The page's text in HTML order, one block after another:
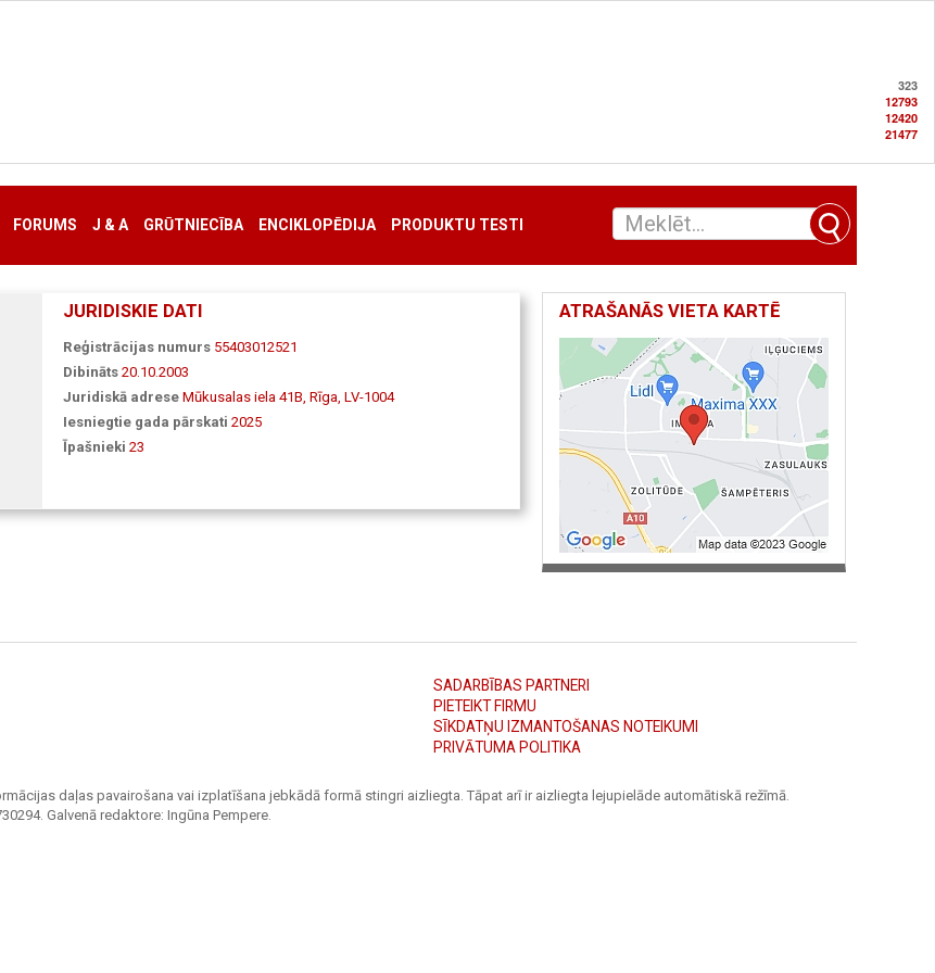
323
12793
12420
21477
FORUMS J & A GRŪTNIECĪBA ENCIKLOPĒDIJA PRODUKTU TESTI
JURIDISKIE DATI
Reģistrācijas numurs 55403012521
Dibināts 20.10.2003
Juridiskā adrese Mūkusalas iela 41B, Rīga, LV-1004
Iesniegtie gada pārskati 2025
Īpašnieki 23
ATRAŠANĀS VIETA KARTĒ
SADARBĪBAS PARTNERI
PIETEIKT FIRMU
SĪKDATŅU IZMANTOŠANAS NOTEIKUMI
PRIVĀTUMA POLITIKA
daļas pavairošana vai izplatīšana jebkādā formā stingri aizliegta. Tāpat arī ir aizliegta lejupielāde automātiskā režīmā.
Galvenā redaktore: Ingūna Pempere.